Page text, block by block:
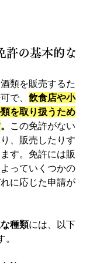
許の基本的な
類を販売するた
で、 飲食店や小
を取り扱うため
。
この免許がない
、販売したりす
す。免許には販
っていくつかの
に応じた申請が
種類には、以下